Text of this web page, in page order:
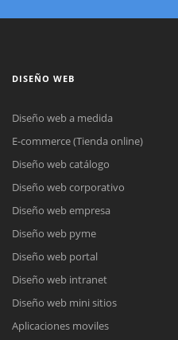
DISEÑO WEB
Diseño web a medida
E-commerce (Tienda online)
Diseño web catálogo
Diseño web corporativo
Diseño web empresa
Diseño web pyme
Diseño web portal
Diseño web intranet
Diseño web mini sitios
Aplicaciones moviles